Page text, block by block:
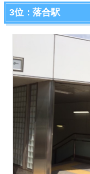
3位：落合駅